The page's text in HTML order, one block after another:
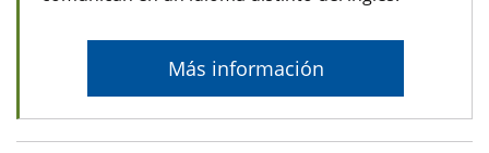
Más información